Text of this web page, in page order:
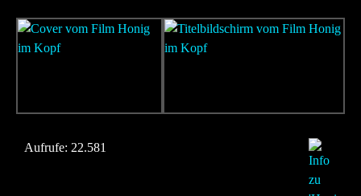
Aufrufe: 22.581